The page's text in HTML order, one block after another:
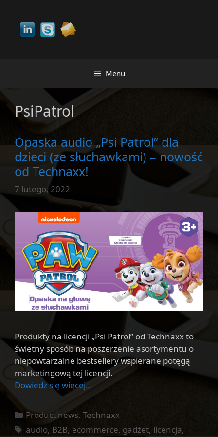
Menu
PsiPatrol
Opaska audio „Psi Patrol” dla
dzieci (ze słuchawkami) – nowość
od Technaxx!
7 lutego, 2022
Produkty na licencji „Psi Patrol” od Technaxx to
świetny sposób na poszerzenie asortymentu o
niepowtarzalne bestsellery wspierane potęgą
marketingową tej licencji.
Dowiedz się więcej…
Kategorie
Product news,Technaxx
Tagi
audio, B2B, ecommerce, gadżet, licencja,